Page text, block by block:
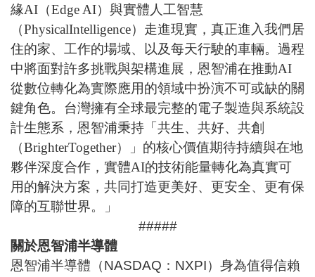
緣AI （Edge AI）與實體人工智慧
（PhysicalIntelligence）走進現實，真正進入我們居
住的家、工作的場域、以及每天行駛的車輛。過程
中將面對許多挑戰與架構進展，恩智浦在推動AI
從數位轉化為實際應用的領域中扮演不可或缺的關
鍵角色。台灣擁有全球最完整的電子製造與系統設
計生態系，恩智浦秉持「共生、共好、共創
（BrighterTogether）」的核心價值期待持續與在地
夥伴深度合作，實體AI的技術能量轉化為真實可
用的解決方案，共同打造更美好、更安全、更有保
障的互聯世界。」
#####
關於恩智浦半導體
恩智浦半導體（NASDAQ：NXPI）身為值得信賴